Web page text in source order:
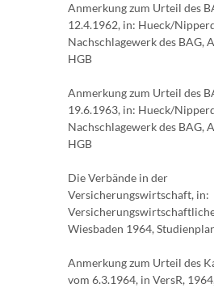
Anmerkung zum Urteil des
12.4.1962, in: Hueck/
Nachschlagewerk des BAG,
HGB
Anmerkung zum Urteil des
19.6.1963, in: Hueck/
Nachschlagewerk des BAG,
HGB
Die Verbände in der
Versicherungswirtschaft, in:
Wiesbaden 1964,
Anmerkung zum Urteil des
vom 6.3.1964, in VersR,